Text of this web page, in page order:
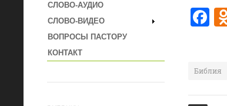
СЛОВО-АУДИО
СЛОВО-ВИДЕО
ВОПРОСЫ ПАСТОРУ
КОНТАКТ
F
a
e
b
Библия